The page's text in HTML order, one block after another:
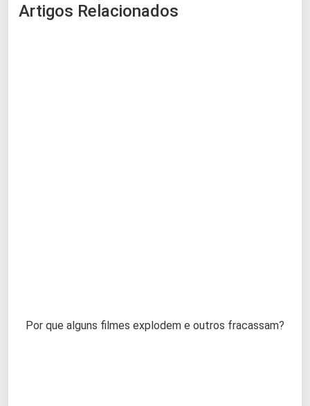
Artigos Relacionados
Por que alguns filmes explodem e outros fracassam?